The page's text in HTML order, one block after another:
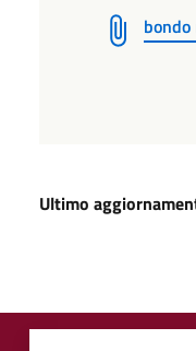
Ultimo